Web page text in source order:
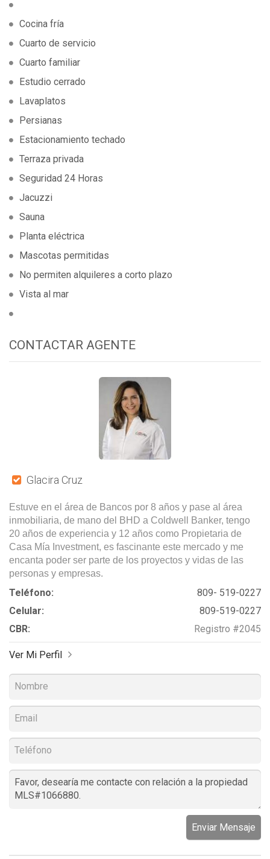
Cocina fría
Cuarto de servicio
Cuarto familiar
Estudio cerrado
Lavaplatos
Persianas
Estacionamiento techado
Terraza privada
Seguridad 24 Horas
Jacuzzi
Sauna
Planta eléctrica
Mascotas permitidas
No permiten alquileres a corto plazo
Vista al mar
CONTACTAR AGENTE
Glacira Cruz
Estuve en el área de Bancos por 8 años y pase al área
inmobiliaria, de mano del BHD a Coldwell Banker, tengo
20 años de experiencia y 12 años como Propietaria de
Casa Mía Investment, es fascinante este mercado y me
encanta poder ser parte de los proyectos y vidas de las
personas y empresas.
Teléfono:
809- 519-0227
Celular:
809-519-0227
CBR:
Registro #2045
Ver Mi Perfil
Enviar Mensaje